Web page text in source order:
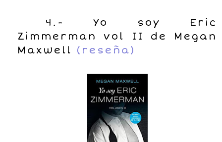
4.- Yo soy Eric
Zimmerman vol II de Megan
Maxwell (reseña)